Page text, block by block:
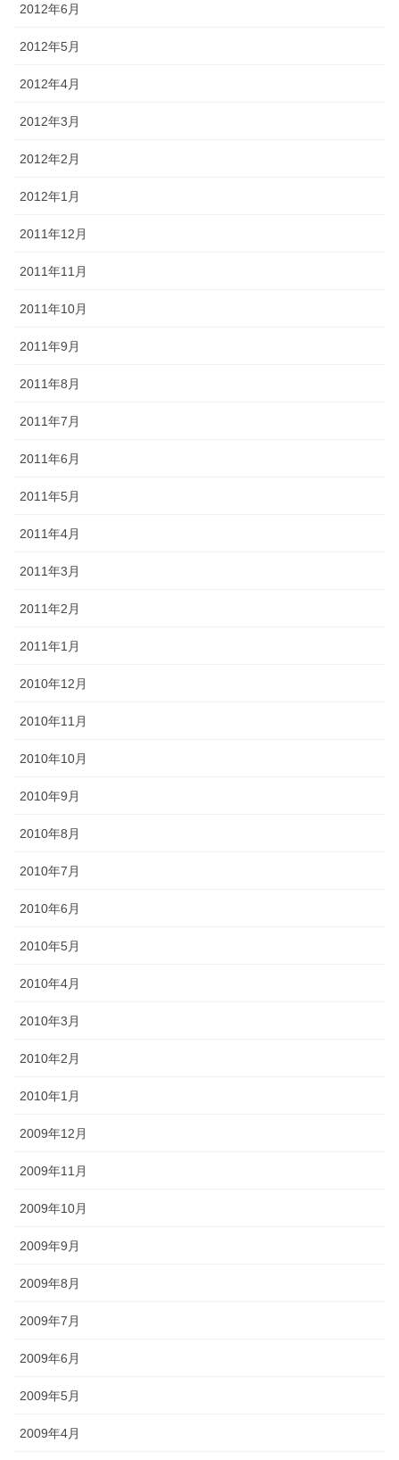
2012年6月
2012年5月
2012年4月
2012年3月
2012年2月
2012年1月
2011年12月
2011年11月
2011年10月
2011年9月
2011年8月
2011年7月
2011年6月
2011年5月
2011年4月
2011年3月
2011年2月
2011年1月
2010年12月
2010年11月
2010年10月
2010年9月
2010年8月
2010年7月
2010年6月
2010年5月
2010年4月
2010年3月
2010年2月
2010年1月
2009年12月
2009年11月
2009年10月
2009年9月
2009年8月
2009年7月
2009年6月
2009年5月
2009年4月